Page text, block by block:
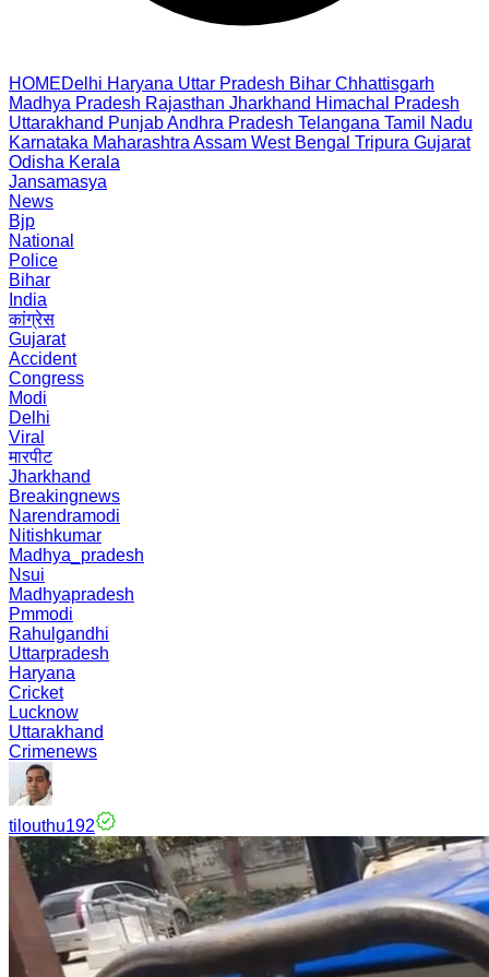
HOMEDelhi Haryana Uttar Pradesh Bihar Chhattisgarh
Madhya Pradesh Rajasthan Jharkhand Himachal Pradesh
Uttarakhand PunjabAndhra Pradesh Telangana Tamil Nadu
Karnataka Maharashtra Assam West Bengal Tripura Gujarat
Odisha Kerala
Jansamasya
News
Bjp
National
Police
Bihar
India
कांग्रेस
Gujarat
Accident
Congress
Modi
Delhi
Viral
मारपीट
Jharkhand
Breakingnews
Narendramodi
Nitishkumar
Madhya_pradesh
Nsui
Madhyapradesh
Pmmodi
Rahulgandhi
Uttarpradesh
Haryana
Cricket
Lucknow
Uttarakhand
Crimenews
tilouthu192